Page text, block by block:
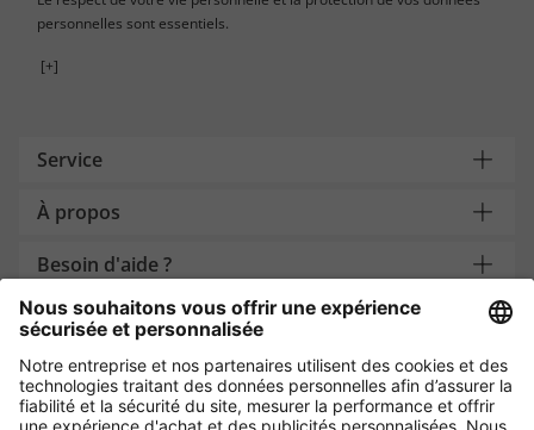
personnelles sont essentiels.
[+]
Service
À propos
Besoin d'aide ?
Payment and Delivery
Protection des données par